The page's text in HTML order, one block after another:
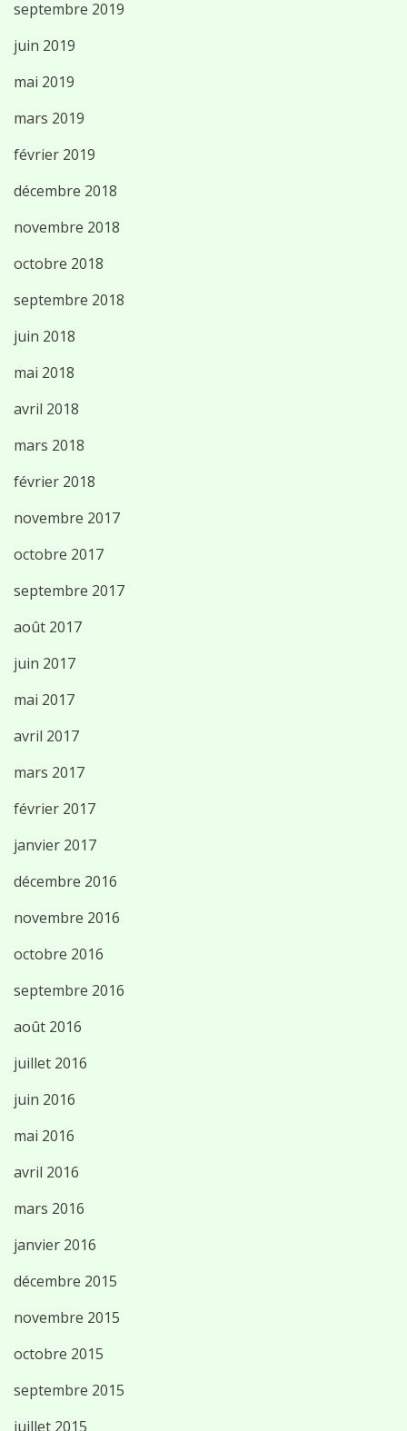
septembre 2019
juin 2019
mai 2019
mars 2019
février 2019
décembre 2018
novembre 2018
octobre 2018
septembre 2018
juin 2018
mai 2018
avril 2018
mars 2018
février 2018
novembre 2017
octobre 2017
septembre 2017
août 2017
juin 2017
mai 2017
avril 2017
mars 2017
février 2017
janvier 2017
décembre 2016
novembre 2016
octobre 2016
septembre 2016
août 2016
juillet 2016
juin 2016
mai 2016
avril 2016
mars 2016
janvier 2016
décembre 2015
novembre 2015
octobre 2015
septembre 2015
juillet 2015